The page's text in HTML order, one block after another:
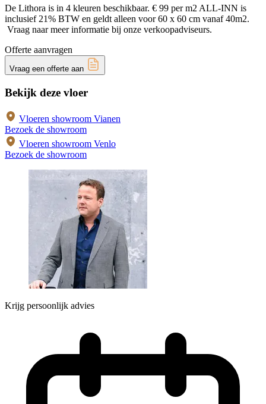
De Lithora is in 4 kleuren beschikbaar. € 99 per m2 ALL-INN is
inclusief 21% BTW en geldt alleen voor 60 x 60 cm vanaf 40m2.
Vraag naar meer informatie bij onze verkoopadviseurs.
Offerte aanvragen
Vraag een offerte aan
Bekijk deze vloer
Vloeren showroom Vianen
Bezoek de showroom
Vloeren showroom Venlo
Bezoek de showroom
Krijg persoonlijk advies